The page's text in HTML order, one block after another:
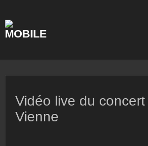
content
Vidéo live du concert
Vienne